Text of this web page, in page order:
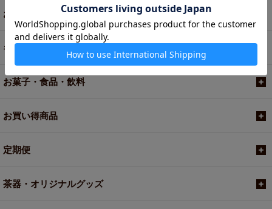
お茶
ギフト
お菓子・食品・飲料
お買い得商品
定期便
茶器・オリジナルグッズ